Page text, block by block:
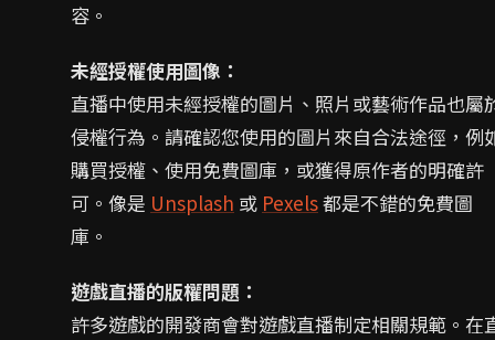
容。
未經授權使用圖像：
直播中使用未經授權的圖片、照片或藝術作品也屬
侵權行為。請確認您使用的圖片來自合法途徑，例
購買授權、使用免費圖庫，或獲得原作者的明確許
可。像是 Unsplash 或 Pexels都是不錯的免費圖
庫。
遊戲直播的版權問題：
許多遊戲的開發商會對遊戲直播制定相關規範。在